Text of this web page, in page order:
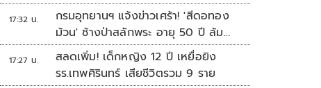
17:32 น.
กรมอุทยานฯ แจ้งข่าวเศร้า! 'สีดอทอง
ม้วน' ช้างป่าสลักพระ อายุ 50 ปี ล้ม
แล้ว
17:27 น.
สลดเพิ่ม! เด็กหญิง 12 ปี เหยื่อยิง
รร.เทพศิรินทร์ เสียชีวิตรวม 9 ราย